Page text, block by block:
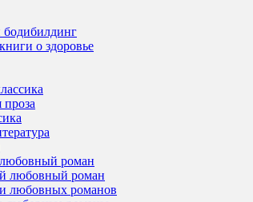
бодибилдинг
о здоровье
проза
роман
любовный роман
любовных романов